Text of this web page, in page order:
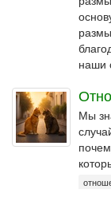
наши
Мы